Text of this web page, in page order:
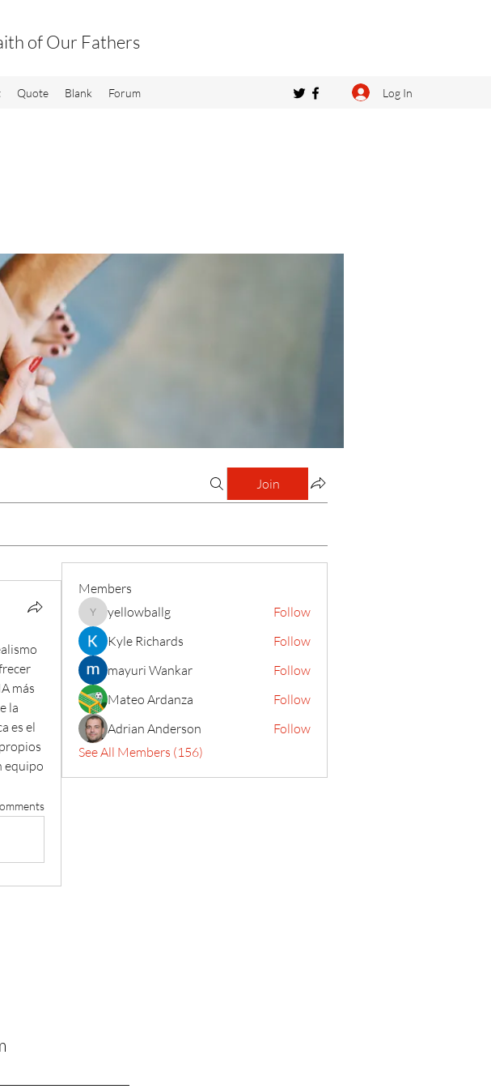
of Our Fathers
Quote Blank Forum Log In
Join
más
la
es el
equipo
Members
yellowballg
yellowballg
Follow
Kyle Richards
Follow
mayuri Wankar
Follow
Mateo Ardanza
Follow
Adrian Anderson
Follow
See All Members (156)